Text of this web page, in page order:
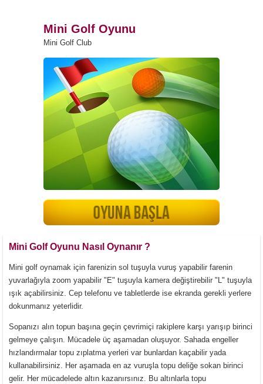
Mini Golf Oyunu
Mini Golf Club
Mini Golf Oyunu Nasıl Oynanır ?
Mini golf oynamak için farenizin sol tuşuyla vuruş yapabilir farenin
yuvarlağıyla zoom yapabilir "E" tuşuyla kamera değiştirebilir "L" tuşuyla
ışık açabilirsiniz. Cep telefonu ve tabletlerde ise ekranda gerekli yerlere
dokunmanız yeterlidir.
Sopanızı alın topun başına geçin çevrimiçi rakiplere karşı yarışıp birinci
gelmeye çalışın. Mücadele üç aşamadan oluşuyor. Sahada engeller
hızlandırmalar topu zıplatma yerleri var bunlardan kaçabilir yada
kullanabilirsiniz. Her aşamada en az vuruşla topu deliğe sokan birinci
gelir. Her mücadelede altın kazanırsınız. Bu altınlarla topu